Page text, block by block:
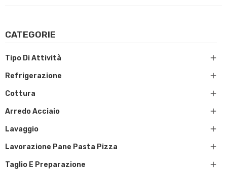
CATEGORIE
Tipo Di Attività 
Refrigerazione 
Cottura 
Arredo Acciaio 
Lavaggio 
Lavorazione Pane Pasta Pizza 
Taglio E Preparazione 